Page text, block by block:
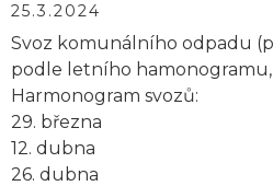
25.3.2024
Svoz komunálního odpadu
podle letního
Harmonogram svozů:
29. března
12. dubna
26. dubna